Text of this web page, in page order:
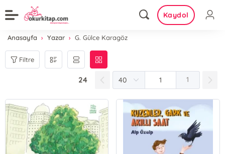
Kaydol
Anasayfa Yazar G. Gülce Karagöz
Filtre
24 1